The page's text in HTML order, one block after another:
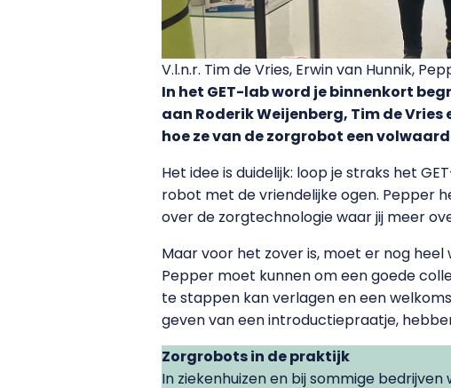
V.l.n.r. Tim de Vries, Erwin van Hunnik,
In het GET-lab word je binnenkort
aan Roderik Weijenberg, Tim de
hoe ze van de zorgrobot een
Het idee is duidelijk: loop je straks het
robot met de vriendelijke ogen. Pepper
over de zorgtechnologie waar jij meer
Maar voor het zover is, moet er nog
Pepper moet kunnen om een goede
te stappen kan verlagen en een
geven van een introductiepraatje,
Zorgrobots in de praktijk
In ziekenhuizen en bij sommige